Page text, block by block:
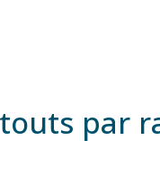
par